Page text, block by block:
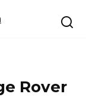
Rover